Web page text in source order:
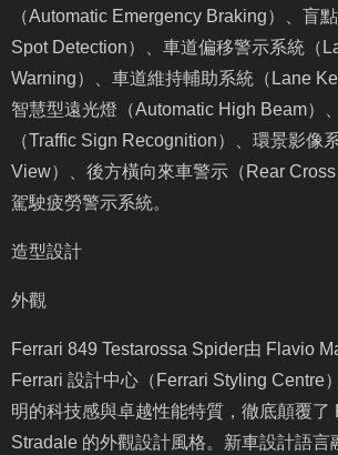
（Automatic Emergency Braking）、盲
Spot Detection）、車道偏移警示系統（
Warning）、車道維持輔助系統（ Lane
智慧型遠光燈（Automatic High Beam）
（Traffic Sign Recognition）、環景影像
View）、後方橫向來車警示（ Rear
駕駛疲勞警示系統。
造型設計
外觀
Ferrari 849 Testarossa Spider由 Flavio
Ferrari 設計中心（ Ferrari Styling Centre
明的科技感與卓越性能特質，徹底顛覆了
Stradale 的外觀設計風格。新車設計語言